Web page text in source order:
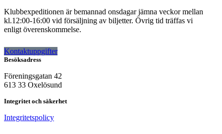
Klubbexpeditionen är bemannad onsdagar jämna veckor mellan
kl.12:00-16:00 vid försäljning av biljetter. Övrig tid träffas vi
enligt överenskommelse.
Kontaktuppgifter
Besöksadress
Föreningsgatan 42
613 33 Oxelösund
Integritet och säkerhet
Integritetspolicy